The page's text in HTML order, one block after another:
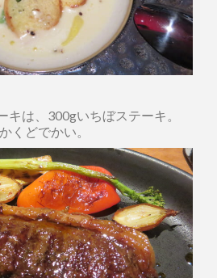
キは、300gいちぼステーキ。
くどでかい。